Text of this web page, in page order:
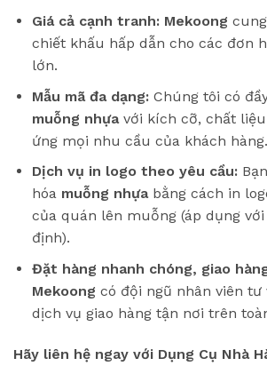
Giá cả cạnh tranh: Mekoong
chiết khấu hấp dẫn cho các đơn
lớn.
Mẫu mã đa dạng:Chúng tôi có
muỗng nhựavới kích cỡ, chất
ứng mọi nhu cầu của khách hàng.
Dịch vụ in logo theo yêu cầu:
hóa muỗng nhựabằng cách in
của quán lên muỗng (áp dụng
định).
Đặt hàng nhanh chóng, giao
Mekoong có đội ngũ nhân viên
dịch vụ giao hàng tận nơi trên
Hãy liên hệ ngay với Dụng Cụ Nhà